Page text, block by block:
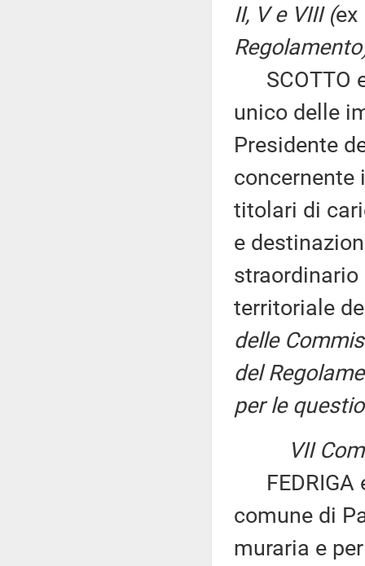
II, V e VIII (ex
SCOTTO
unico delle
Presidente
concernente
titolari di
e
territoriale
delle
del
per le
VII
FEDRIGA
comune di
muraria e